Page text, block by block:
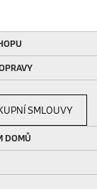
SMLOUVY
DOMŮ